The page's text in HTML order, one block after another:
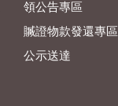
領公告專區
贓證物款發還專區
公示送達